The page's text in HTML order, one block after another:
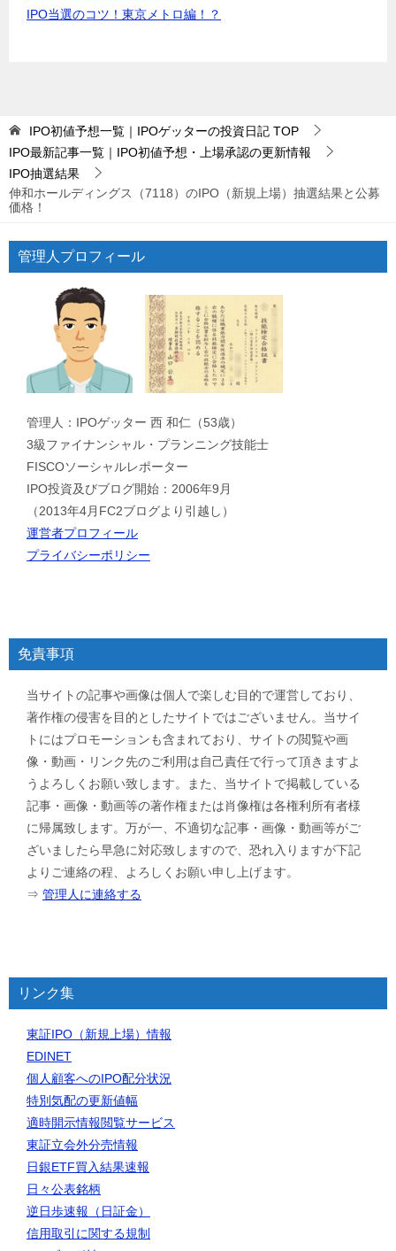
IPO当選のコツ！東京メトロ編！？
IPO初値予想一覧｜IPOゲッターの投資日記 TOP
IPO最新記事一覧｜IPO初値予想・上場承認の更新情報
IPO抽選結果
伸和ホールディングス（7118）のIPO（新規上場）抽選結果と公募
価格！
管理人プロフィール
管理人：IPOゲッター 西 和仁（53歳）
3級ファイナンシャル・プランニング技能士
FISCOソーシャルレポーター
IPO投資及びブログ開始：2006年9月
（2013年4月FC2ブログより引越し）
運営者プロフィール
プライバシーポリシー
免責事項
当サイトの記事や画像は個人で楽しむ目的で運営しており、
著作権の侵害を目的としたサイトではございません。当サイ
トにはプロモーションも含まれており、サイトの閲覧や画
像・動画・リンク先のご利用は自己責任で行って頂きますよ
うよろしくお願い致します。また、当サイトで掲載している
記事・画像・動画等の著作権または肖像権は各権利所有者様
に帰属致します。万が一、不適切な記事・画像・動画等がご
ざいましたら早急に対応致しますので、恐れ入りますが下記
よりご連絡の程、よろしくお願い申し上げます。
⇒ 管理人に連絡する
リンク集
東証IPO（新規上場）情報
EDINET
個人顧客へのIPO配分状況
特別気配の更新値幅
適時開示情報閲覧サービス
東証立会外分売情報
日銀ETF買入結果速報
日々公表銘柄
逆日歩速報（日証金）
信用取引に関する規制